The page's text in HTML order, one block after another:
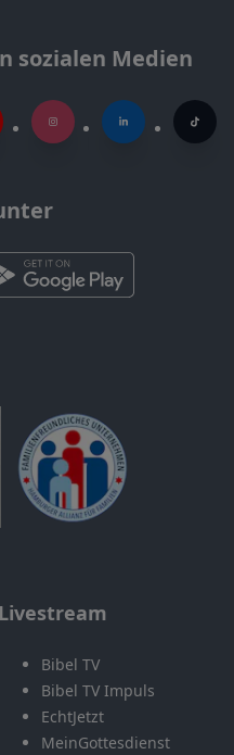
sozialen Medien
Livestream
Bibel TV
Bibel TV Impuls
EchtJetzt
MeinGottesdienst